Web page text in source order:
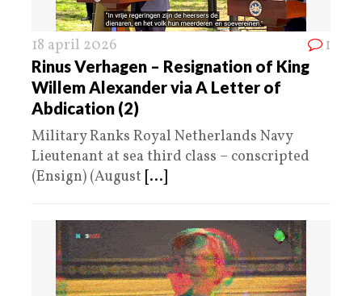
18 april 2026 1
Rinus Verhagen – Resignation of King
Willem Alexander via A Letter of
Abdication (2)
Military Ranks Royal Netherlands Navy
Lieutenant at sea third class – conscripted
(Ensign) (August [...]